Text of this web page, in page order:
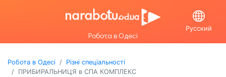
Робота в Одесі
Русский
Робота в Одесі
Різні спеціальності
ПРИБИРАЛЬНИЦЯ в СПА КОМПЛЕКС